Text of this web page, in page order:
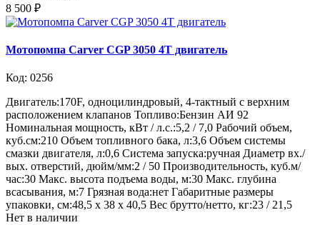
8 500 ₽
Мотопомпа Carver CGP 3050 4Т двигатель
Код: 0256
Двигатель:170F, одноцилиндровый, 4-тактный с верхним
расположением клапанов Топливо:Бензин АИ 92
Номинальная мощность, кВт / л.с.:5,2 / 7,0 Рабочий объем,
куб.см:210 Объем топливного бака, л:3,6 Объем системы
смазки двигателя, л:0,6 Система запуска:ручная Диаметр вх./
вых. отверстий, дюйм/мм:2 / 50 Производительность, куб.м/
час:30 Макс. высота подъема воды, м:30 Макс. глубина
всасывания, м:7 Грязная вода:нет Габаритные размеры
упаковки, см:48,5 x 38 x 40,5 Вес брутто/нетто, кг:23 / 21,5
Нет в наличии